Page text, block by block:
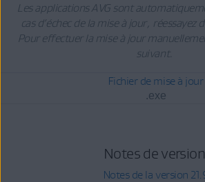
Les applications AVG sont
cas d’échec de la mise à jour, réessayez
Pour effectuer la mise à jour
suivant.
Fichier de mise à jour
.exe
Notes de version
Notes de la version